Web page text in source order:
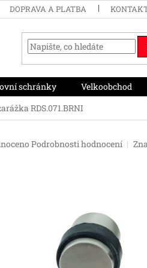
DOPRAVA A PLATBA
schránky Velkoobchod
RDS.071.BRNI
Podrobnosti hodnocení